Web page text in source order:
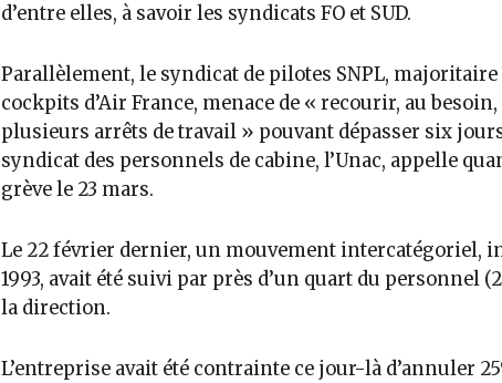
d’entre elles, à savoir les syndicats FO et SUD.
Parallèlement, le syndicat de pilotes SNPL, majoritaire
cockpits d’Air France, menace de « recourir, au besoin,
plusieurs arrêts de travail » pouvant dépasser six
syndicat des personnels de cabine, l’Unac, appelle
grève le 23 mars.
Le 22 février dernier, un mouvement intercatégoriel,
1993, avait été suivi par près d’un quart du personnel
la direction.
L’entreprise avait été contrainte ce jour-là d’annuler